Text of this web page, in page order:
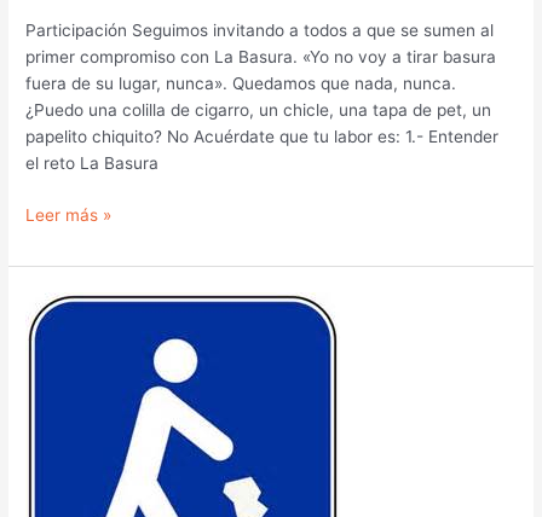
Participación Seguimos invitando a todos a que se sumen al
primer compromiso con La Basura. «Yo no voy a tirar basura
fuera de su lugar, nunca». Quedamos que nada, nunca.
¿Puedo una colilla de cigarro, un chicle, una tapa de pet, un
papelito chiquito? No Acuérdate que tu labor es: 1.- Entender
el reto La Basura
Leer más »
La
Basura